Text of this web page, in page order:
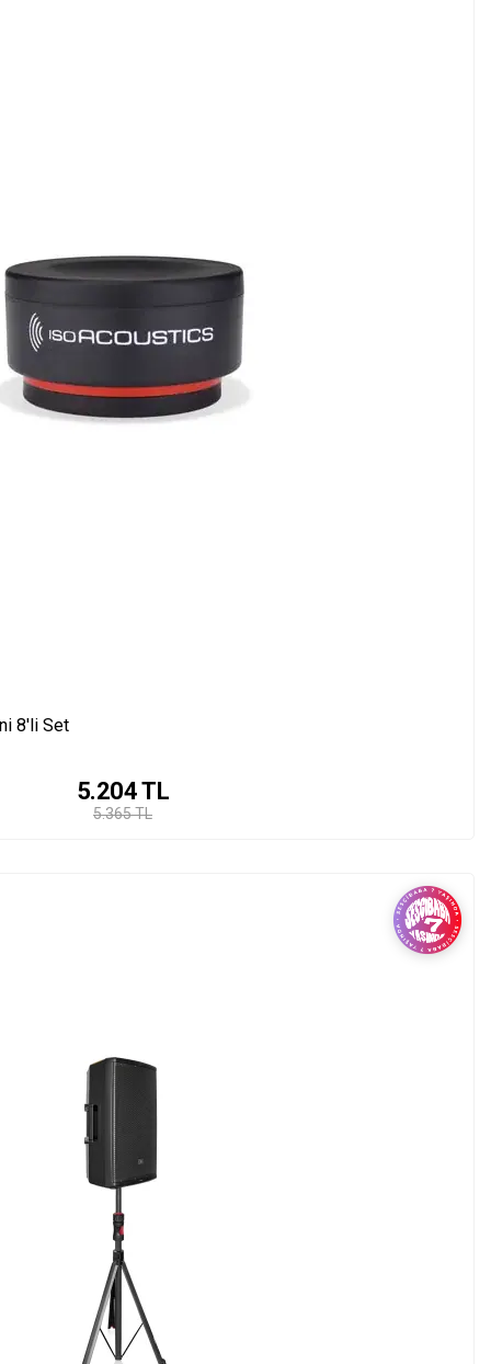
8'li Set
5.365 TL
5.204TL